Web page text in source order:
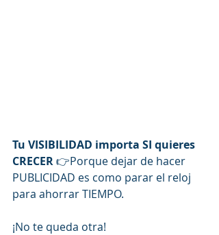
Tu VISIBILIDAD importa SI quieres
CRECER 👉Porque dejar de hacer
PUBLICIDAD es como parar el reloj
para ahorrar TIEMPO.
¡No te queda otra!